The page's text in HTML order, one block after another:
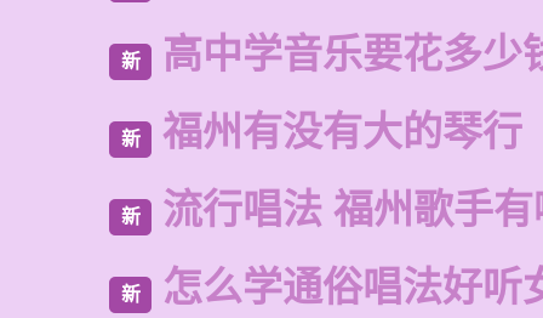
新 高中学音乐要花多少
新 福州有没有大的琴行
新 流行唱法 福州歌手
新 怎么学通俗唱法好听